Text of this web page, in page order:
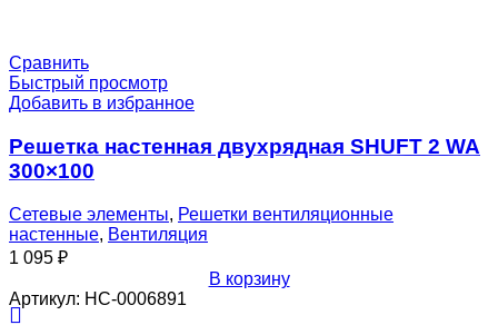
0-
0
Сравнить
Быстрый просмотр
Добавить в избранное
Решетка настенная двухрядная SHUFT 2 WA
300×100
Сетевые элементы, Решетки вентиляционные
настенные, Вентиляция
1 095 ₽
В корзину
Артикул: НС-0006891